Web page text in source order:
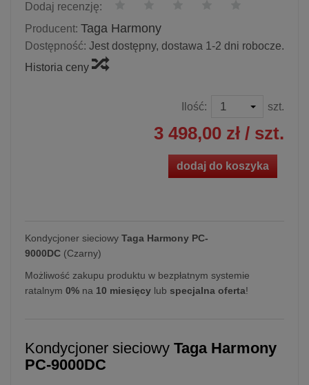
Dodaj recenzję:
Producent: Taga Harmony
Dostępność: Jest dostępny, dostawa 1-2 dni robocze.
Historia ceny
Ilość: szt.
3 498,00 zł / szt.
dodaj do koszyka
Kondycjoner sieciowy Taga Harmony PC-
9000DC (Czarny)
Możliwość zakupu produktu w bezpłatnym systemie
ratalnym 0% na 10 miesięcy lub specjalna oferta!
Kondycjoner sieciowy Taga Harmony
PC-9000DC